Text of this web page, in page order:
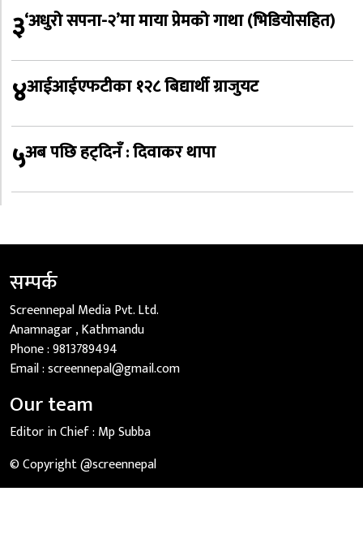
३‘अधुरो सपना-२’मा माया प्रेमको गाथा (भिडियोसहित)
४आईआईएफटीका १२८ बिद्यार्थी ग्राजुयट
५अब पछि हट्दिनँ : दिवाकर थापा
सम्पर्क
Screennepal Media Pvt. Ltd.
Anamnagar , Kathmandu
Phone :9813789494
Email :screennepal@gmail.com
Our team
Editor in Chief : Mp Subba
© Copyright @screennepal